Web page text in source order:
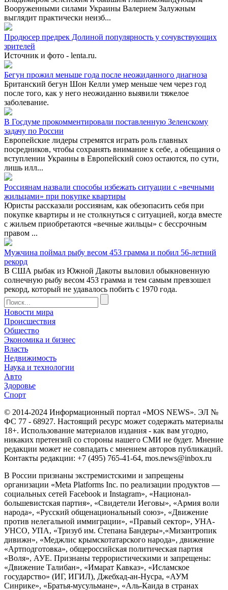
Вооруженными силами Украины Валерием Залужным
выглядит практически неизб...
Продюсер предрек Долиной популярность у сочувствующих
зрителей
Источник и фото - lenta.ru.
Бегун прожил меньше года после неожиданного диагноза
Британский бегун Шон Келли умер меньше чем через год
после того, как у него неожиданно выявили тяжелое
заболевание.
В Госдуме прокомментировали поставленную Зеленскому
задачу по России
Европейские лидеры стремятся играть роль главных
посредников, чтобы сохранять внимание к себе, а обещания о
вступлении Украины в Европейский союз остаются, по сути,
лишь илл...
Россиянам назвали способы избежать ситуации с «вечными
жильцами» при покупке квартиры
Юристы рассказали россиянам, как обезопасить себя при
покупке квартиры и не столкнуться с ситуацией, когда вместе
с жильем приобретаются «вечные жильцы» с бессрочным
правом ...
Мужчина поймал рыбу весом 453 грамма и побил 56-летний
рекорд
В США рыбак из Южной Дакоты выловил обыкновенную
солнечную рыбу весом 453 грамма и тем самым превзошел
рекорд, который не удавалось побить с 1970 года.
Новости мира
Происшествия
Общество
Экономика и бизнес
Власть
Недвижимость
Наука и технологии
Авто
Здоровье
Спорт
© 2014-2024 Информационный портал «MOS NEWS». ЭЛ №
ФС 77 - 68927. Настоящий ресурс может содержать материалы
18+. Использование материалов издания - как вам угодно,
никаких претензий со стороны нашего СМИ не будет. Мнение
редакции может не совпадать с мнением авторов публикаций.
Контакты редакции: +7 (495) 765-41-64, mos.news@inbox.ru
В России признаны экстремистскими и запрещены
организации «Meta Platforms Inc. по реализации продуктов —
социальных сетей Facebook и Instagram», «Национал-
большевистская партия», «Свидетели Иеговы», «Армия воли
народа», «Русский общенациональный союз», «Движение
против нелегальной иммиграции», «Правый сектор», УНА-
УНСО, УПА, «Тризуб им. Степана Бандеры»,«Мизантропик
дивижн», «Меджлис крымскотатарского народа», движение
«Артподготовка», общероссийская политическая партия
«Воля», АУЕ. Признаны террористическими и запрещены:
«Движение Талибан», «Имарат Кавказ», «Исламское
государство» (ИГ, ИГИЛ), Джебхад-ан-Нусра, «АУМ
Синрике», «Братья-мусульмане», «Аль-Каида в странах